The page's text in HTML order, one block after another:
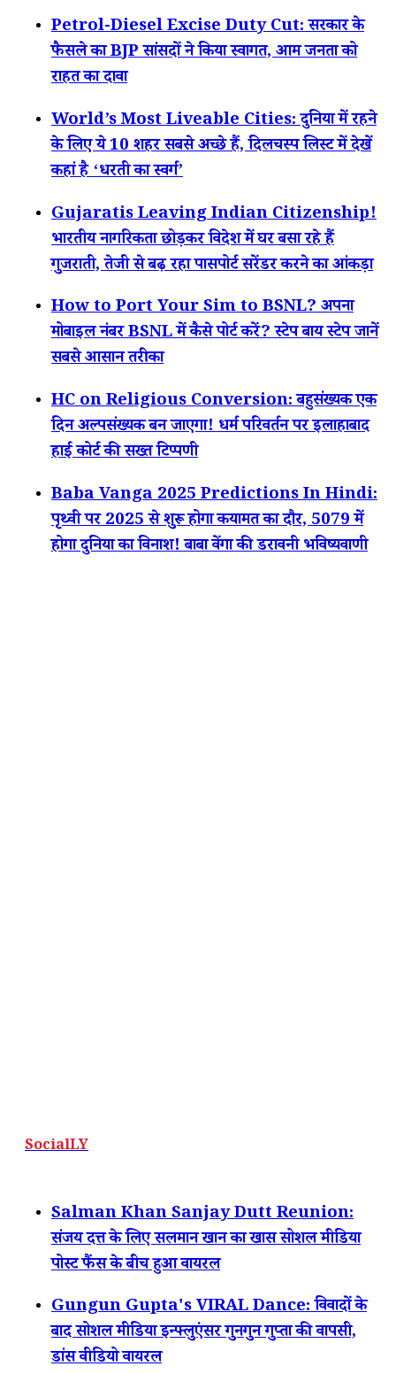
Petrol-Diesel Excise Duty Cut: सरकार के
फैसले का BJP सांसदों ने किया स्वागत, आम जनता को
राहत का दावा
World’s Most Liveable Cities: दुनिया में रहने
के लिए ये 10 शहर सबसे अच्छे हैं, दिलचस्प लिस्ट में देखें
कहां है ‘धरती का स्वर्ग’
Gujaratis Leaving Indian Citizenship!
भारतीय नागरिकता छोड़कर विदेश में घर बसा रहे हैं
गुजराती, तेजी से बढ़ रहा पासपोर्ट सरेंडर करने का आंकड़ा
How to Port Your Sim to BSNL? अपना
मोबाइल नंबर BSNL में कैसे पोर्ट करें? स्टेप बाय स्टेप जानें
सबसे आसान तरीका
HC on Religious Conversion: बहुसंख्यक एक
दिन अल्पसंख्यक बन जाएगा! धर्म परिवर्तन पर इलाहाबाद
हाई कोर्ट की सख्त टिप्पणी
Baba Vanga 2025 Predictions In Hindi:
पृथ्वी पर 2025 से शुरू होगा कयामत का दौर, 5079 में
होगा दुनिया का विनाश! बाबा वेंगा की डरावनी भविष्यवाणी
SocialLY
Salman Khan Sanjay Dutt Reunion:
संजय दत्त के लिए सलमान खान का खास सोशल मीडिया
पोस्ट फैंस के बीच हुआ वायरल
Gungun Gupta's VIRAL Dance: विवादों के
बाद सोशल मीडिया इन्फ्लुएंसर गुनगुन गुप्ता की वापसी,
डांस वीडियो वायरल